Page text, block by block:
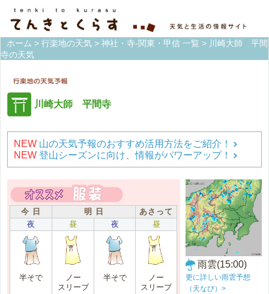
ホーム > 行楽地の天気 > 神社・寺-関東・甲信 一覧 > 川崎大師 平間
寺の天気
川崎大師 平間寺
NEW 山の天気予報のおすすめ活用方法をご紹介！
NEW 登山シーズンに向け、情報がパワーアップ！
今 日 明 日
あさって
夜
昼 夜 昼
半そで
ノー
スリーブ
半そで
ノー
スリーブ
雨雲(15:00)
更に詳しい雨雲予想
（天なび）>